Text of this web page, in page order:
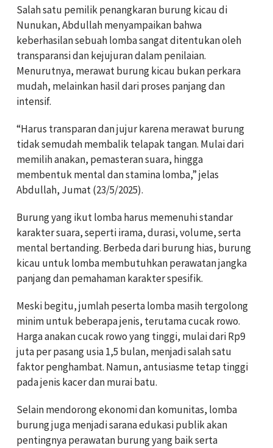
Salah satu pemilik penangkaran burung kicau di
Nunukan, Abdullah menyampaikan bahwa
keberhasilan sebuah lomba sangat ditentukan oleh
transparansi dan kejujuran dalam penilaian.
Menurutnya, merawat burung kicau bukan perkara
mudah, melainkan hasil dari proses panjang dan
intensif.
“Harus transparan dan jujur karena merawat burung
tidak semudah membalik telapak tangan. Mulai dari
memilih anakan, pemasteran suara, hingga
membentuk mental dan stamina lomba,” jelas
Abdullah, Jumat (23/5/2025).
Burung yang ikut lomba harus memenuhi standar
karakter suara, seperti irama, durasi, volume, serta
mental bertanding. Berbeda dari burung hias, burung
kicau untuk lomba membutuhkan perawatan jangka
panjang dan pemahaman karakter spesifik.
Meski begitu, jumlah peserta lomba masih tergolong
minim untuk beberapa jenis, terutama cucak rowo.
Harga anakan cucak rowo yang tinggi, mulai dari Rp9
juta per pasang usia 1,5 bulan, menjadi salah satu
faktor penghambat. Namun, antusiasme tetap tinggi
pada jenis kacer dan murai batu.
Selain mendorong ekonomi dan komunitas, lomba
burung juga menjadi sarana edukasi publik akan
pentingnya perawatan burung yang baik serta